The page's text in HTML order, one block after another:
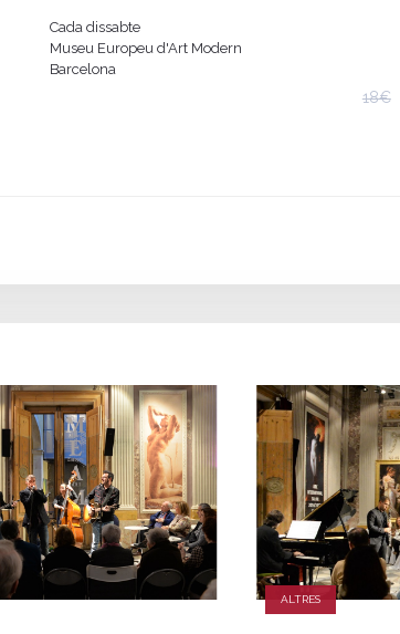
Cada dissabte
Museu Europeu d'Art Modern
Barcelona
18€
ALTRES